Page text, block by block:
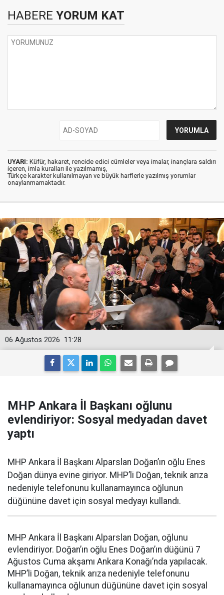
HABERE YORUM KAT
UYARI: Küfür, hakaret, rencide edici cümleler veya imalar, inançlara saldırı
içeren, imla kuralları ile yazılmamış,
Türkçe karakter kullanılmayan ve büyük harflerle yazılmış yorumlar
onaylanmamaktadır.
11:28
06 Ağustos 2026
MHP Ankara İl Başkanı oğlunu
evlendiriyor: Sosyal medyadan davet
yaptı
MHP Ankara İl Başkanı Alparslan Doğan’ın oğlu Enes
Doğan dünya evine giriyor. MHP’li Doğan, teknik arıza
nedeniyle telefonunu kullanamayınca oğlunun
düğününe davet için sosyal medyayı kullandı.
MHP Ankara İl Başkanı Alparslan Doğan, oğlunu
evlendiriyor. Doğan’ın oğlu Enes Doğan’ın düğünü 7
Ağustos Cuma akşamı Ankara Konağı’nda yapılacak.
MHP’li Doğan, teknik arıza nedeniyle telefonunu
kullanamayınca oğlunun düğününe davet için sosyal